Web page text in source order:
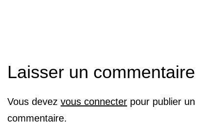
Laisser un commentaire
Vous devez vous connecter pour publier un
commentaire.